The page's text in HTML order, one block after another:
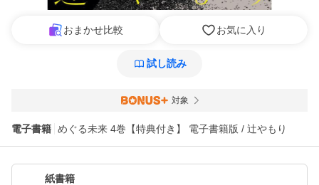
おまかせ比較 お気に入り
試し読み
対象
電子書籍 めぐる未来 4巻【特典付き】 電子書籍版 / 辻やもり
紙書籍